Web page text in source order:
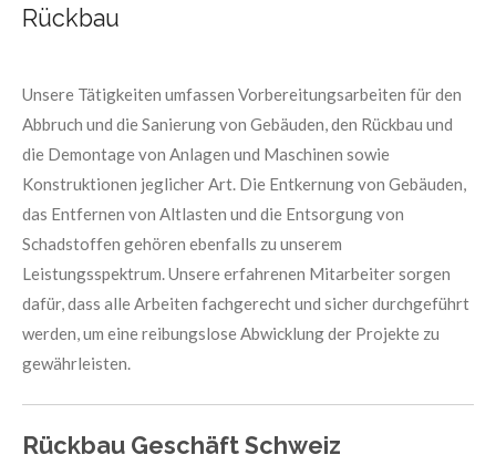
Rückbau
Unsere Tätigkeiten umfassen Vorbereitungsarbeiten für den
Abbruch und die Sanierung von Gebäuden, den Rückbau und
die Demontage von Anlagen und Maschinen sowie
Konstruktionen jeglicher Art. Die Entkernung von Gebäuden,
das Entfernen von Altlasten und die Entsorgung von
Schadstoffen gehören ebenfalls zu unserem
Leistungsspektrum. Unsere erfahrenen Mitarbeiter sorgen
dafür, dass alle Arbeiten fachgerecht und sicher durchgeführt
werden, um eine reibungslose Abwicklung der Projekte zu
gewährleisten.
Rückbau Geschäft Schweiz